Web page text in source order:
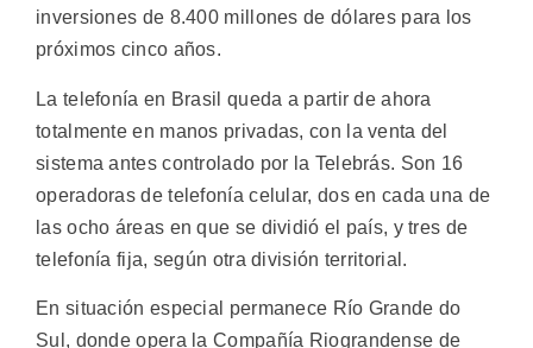
inversiones de 8.400 millones de dólares para los
próximos cinco años.
La telefonía en Brasil queda a partir de ahora
totalmente en manos privadas, con la venta del
sistema antes controlado por la Telebrás. Son 16
operadoras de telefonía celular, dos en cada una de
las ocho áreas en que se dividió el país, y tres de
telefonía fija, según otra división territorial.
En situación especial permanece Río Grande do
Sul, donde opera la Compañía Riograndense de